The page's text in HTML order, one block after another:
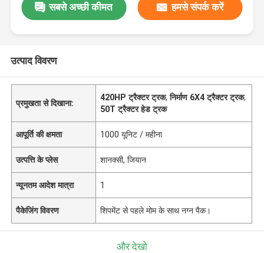
सबसे अच्छी कीमत हमसे संपर्क करें
उत्पाद विवरण
प्रमुखता से दिखाना:
420HP ट्रैक्टर ट्रक,निर्माण 6X4 ट्रैक्टर ट्रक,
50T ट्रैक्टर हेड ट्रक
आपूर्ति की क्षमता 1000 यूनिट / महीना
उत्पत्ति के प्लेस शानक्सी, जियान
न्यूनतम आदेश मात्रा 1
पैकेजिंग विवरण शिपमेंट से पहले मोम के साथ नग्न पैक।
और देखो